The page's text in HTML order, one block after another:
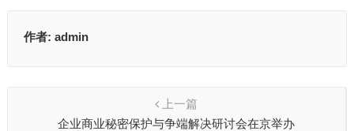
作者: admin
上一篇
企业商业秘密保护与争端解决研讨会在京举办